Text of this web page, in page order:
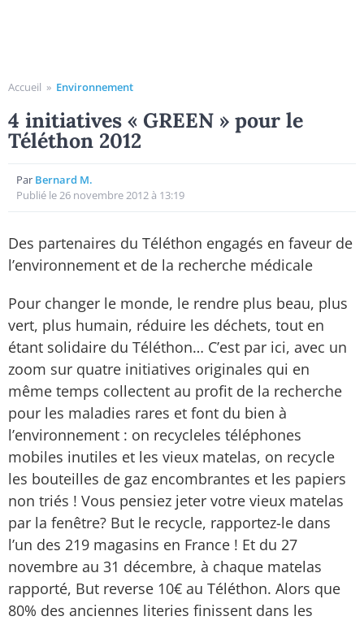
Accueil » Environnement
4 initiatives « GREEN » pour le
Téléthon 2012
Par Bernard M.
Publié le 26 novembre 2012 à 13:19
Des partenaires du Téléthon engagés en faveur de
l’environnement et de la recherche médicale
Pour changer le monde, le rendre plus beau, plus
vert, plus humain, réduire les déchets, tout en
étant solidaire du Téléthon… C’est par ici, avec un
zoom sur quatre initiatives originales qui en
même temps collectent au profit de la recherche
pour les maladies rares et font du bien à
l’environnement : on recycleles téléphones
mobiles inutiles et les vieux matelas, on recycle
les bouteilles de gaz encombrantes et les papiers
non triés ! Vous pensiez jeter votre vieux matelas
par la fenêtre? But le recycle, rapportez-le dans
l’un des 219 magasins en France ! Et du 27
novembre au 31 décembre, à chaque matelas
rapporté, But reverse 10€ au Téléthon. Alors que
80% des anciennes literies finissent dans les